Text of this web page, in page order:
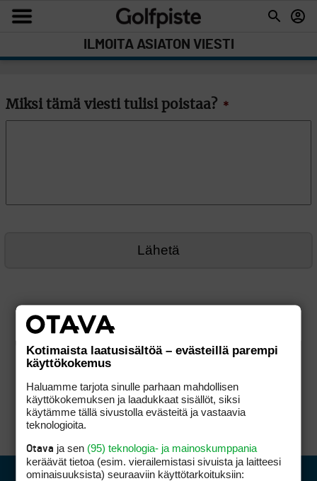
ILMOITA ASIATON VIESTI
Miksi tämä viesti tulisi poistaa? *
Kotimaista laatusisältöä – evästeillä parempi
käyttökokemus
Haluamme tarjota sinulle parhaan mahdollisen
käyttökokemuksen ja laadukkaat sisällöt, siksi
käytämme tällä sivustolla evästeitä ja vastaavia
teknologioita.
Otava ja sen (95) teknologia- ja mainoskumppania
keräävät tietoa (esim. vierailemis­tasi sivuista ja laitteesi
ominaisuuk­sista) seuraaviin käyttötarkoituksiin: